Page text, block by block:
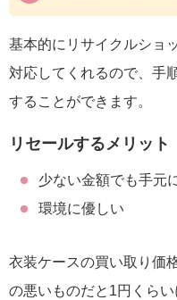
基本的にリサイクルショ
対応してくれるので、手
することができます。
リセールするメリット
少ない金額でも手元
環境に優しい
衣装ケースの買い取り価
の悪いものだと1円くら